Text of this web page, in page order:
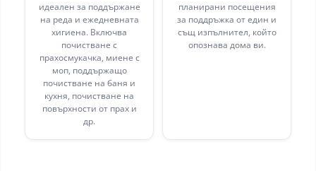
идеален за поддържане
на реда и ежедневната
хигиена. Включва
почистване с
прахосмукачка, миене с
моп, поддържащо
почистване на баня и
кухня, почистване на
повърхности от прах и
др.
планирани посещения
за поддръжка от един и
същ изпълнител, който
опознава дома ви.